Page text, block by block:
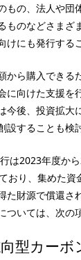
もの、法人や団
ものなどさまざ
けにも発行する
から購入できる
に向けた支援を
今後、投資拡大
設することも検
は2023年度か
おり、集めた資
た財源で償還さ
ついては、次の
型カーボ